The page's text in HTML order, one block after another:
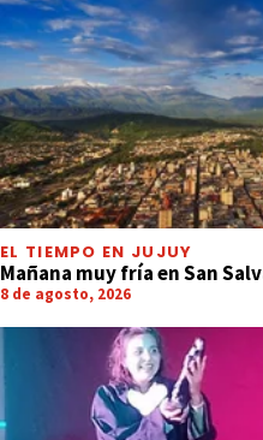
EL TIEMPO EN JUJUY
Mañana muy fría en San
8 de agosto, 2026